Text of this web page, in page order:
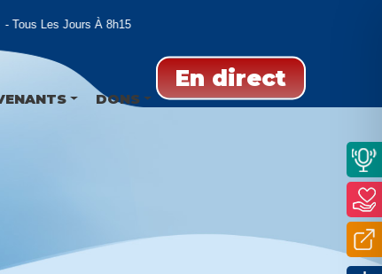
Tous Les Jours À 8h15
En direct
DONS